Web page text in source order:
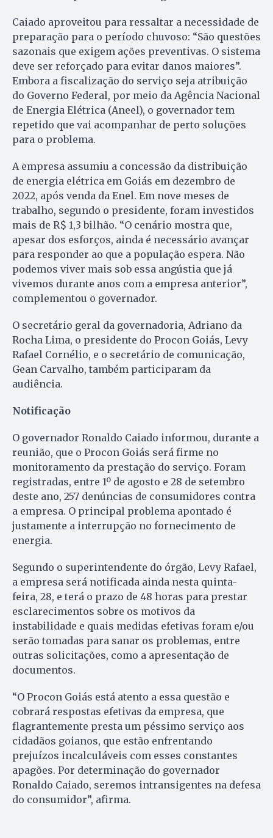
Caiado aproveitou para ressaltar a necessidade de
preparação para o período chuvoso: “São questões
sazonais que exigem ações preventivas. O sistema
deve ser reforçado para evitar danos maiores”.
Embora a fiscalização do serviço seja atribuição
do Governo Federal, por meio da Agência Nacional
de Energia Elétrica (Aneel), o governador tem
repetido que vai acompanhar de perto soluções
para o problema.
A empresa assumiu a concessão da distribuição
de energia elétrica em Goiás em dezembro de
2022, após venda da Enel. Em nove meses de
trabalho, segundo o presidente, foram investidos
mais de R$ 1,3 bilhão. “O cenário mostra que,
apesar dos esforços, ainda é necessário avançar
para responder ao que a população espera. Não
podemos viver mais sob essa angústia que já
vivemos durante anos com a empresa anterior”,
complementou o governador.
O secretário geral da governadoria, Adriano da
Rocha Lima, o presidente do Procon Goiás, Levy
Rafael Cornélio, e o secretário de comunicação,
Gean Carvalho, também participaram da
audiência.
Notificação
O governador Ronaldo Caiado informou, durante a
reunião, que o Procon Goiás será firme no
monitoramento da prestação do serviço. Foram
registradas, entre 1º de agosto e 28 de setembro
deste ano, 257 denúncias de consumidores contra
a empresa. O principal problema apontado é
justamente a interrupção no fornecimento de
energia.
Segundo o superintendente do órgão, Levy Rafael,
a empresa será notificada ainda nesta quinta-
feira, 28, e terá o prazo de 48 horas para prestar
esclarecimentos sobre os motivos da
instabilidade e quais medidas efetivas foram e/ou
serão tomadas para sanar os problemas, entre
outras solicitações, como a apresentação de
documentos.
“O Procon Goiás está atento a essa questão e
cobrará respostas efetivas da empresa, que
flagrantemente presta um péssimo serviço aos
cidadãos goianos, que estão enfrentando
prejuízos incalculáveis com esses constantes
apagões. Por determinação do governador
Ronaldo Caiado, seremos intransigentes na defesa
do consumidor”, afirma.